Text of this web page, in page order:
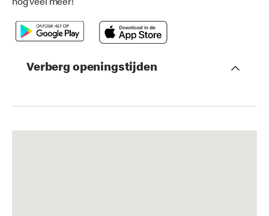
nog veel meer!
Verberg openingstijden